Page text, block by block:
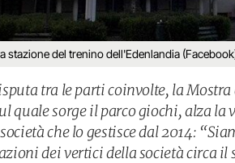
stazione del trenino dell'Edenlandia
tra le parti coinvolte, la
quale sorge il parco giochi, alza la
che lo gestisce dal 2014:
dei vertici della società circa il